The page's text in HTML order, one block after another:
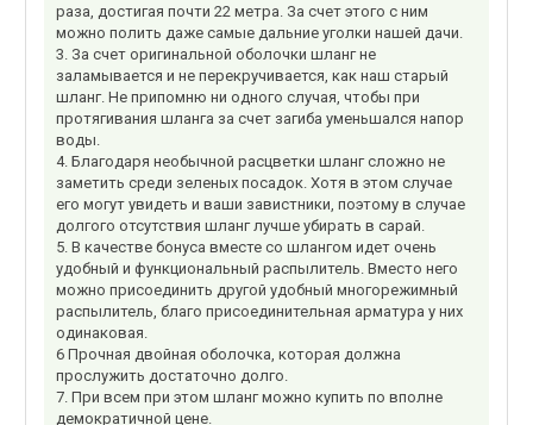
раза, достигая почти 22 метра. За счет этого с ним
можно полить даже самые дальние уголки нашей дачи.
3. За счет оригинальной оболочки шланг не
заламывается и не перекручивается, как наш старый
шланг. Не припомню ни одного случая, чтобы при
протягивания шланга за счет загиба уменьшался напор
воды.
4. Благодаря необычной расцветки шланг сложно не
заметить среди зеленых посадок. Хотя в этом случае
его могут увидеть и ваши завистники, поэтому в случае
долгого отсутствия шланг лучше убирать в сарай.
5. В качестве бонуса вместе со шлангом идет очень
удобный и функциональный распылитель. Вместо него
можно присоединить другой удобный многорежимный
распылитель, благо присоединительная арматура у них
одинаковая.
6 Прочная двойная оболочка, которая должна
прослужить достаточно долго.
7. При всем при этом шланг можно купить по вполне
демократичной цене.